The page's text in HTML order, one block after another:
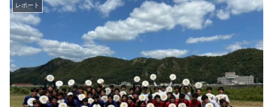
レポート